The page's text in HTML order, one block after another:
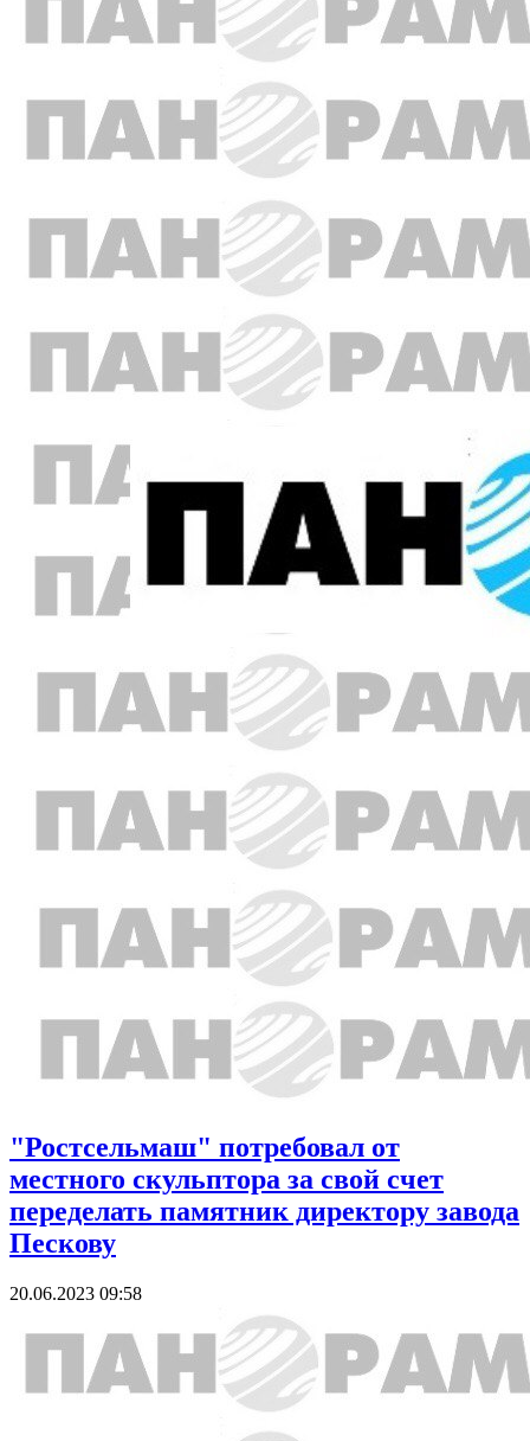
"Ростсельмаш" потребовал от
местного скульптора за свой счет
переделать памятник директору завода
Пескову
20.06.2023 09:58